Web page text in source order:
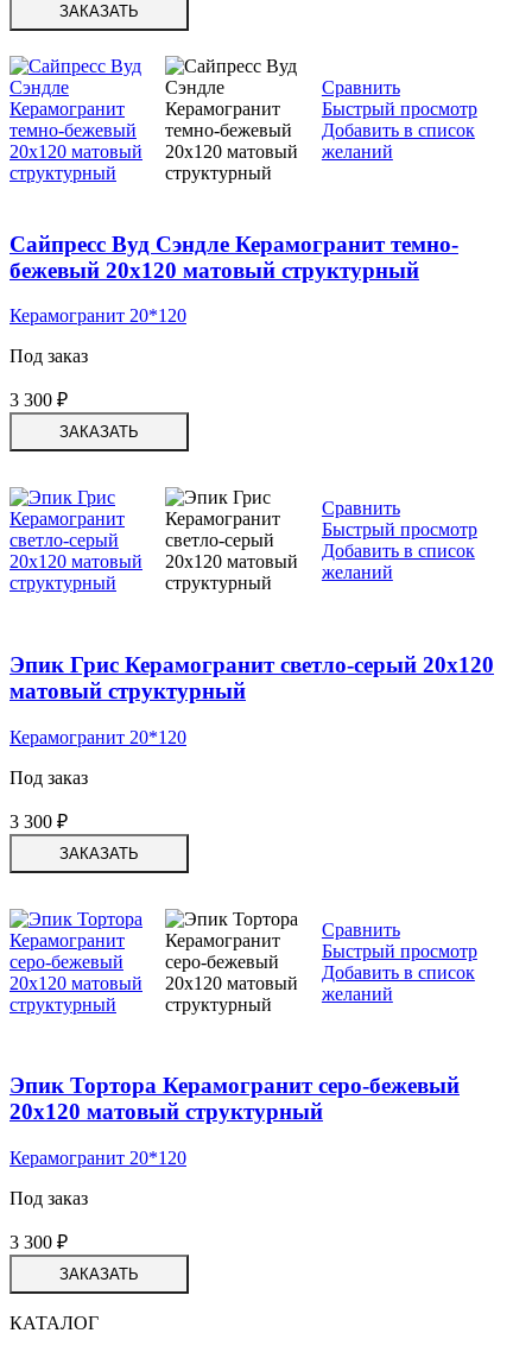
ЗАКАЗАТЬ
Сравнить
Быстрый просмотр
Добавить в список
желаний
Сайпресс Вуд Сэндле Керамогранит темно-
бежевый 20х120 матовый структурный
Керамогранит 20*120
Под заказ
3 300 ₽
ЗАКАЗАТЬ
Сравнить
Быстрый просмотр
Добавить в список
желаний
Эпик Грис Керамогранит светло-серый 20х120
матовый структурный
Керамогранит 20*120
Под заказ
3 300 ₽
ЗАКАЗАТЬ
Сравнить
Быстрый просмотр
Добавить в список
желаний
Эпик Тортора Керамогранит серо-бежевый
20х120 матовый структурный
Керамогранит 20*120
Под заказ
3 300 ₽
ЗАКАЗАТЬ
КАТАЛОГ